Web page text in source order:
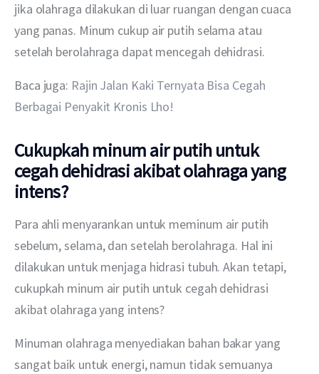
jika olahraga dilakukan di luar ruangan dengan cuaca
yang panas. Minum cukup air putih selama atau
setelah berolahraga dapat mencegah dehidrasi.
Baca juga: Rajin Jalan Kaki Ternyata Bisa Cegah
Berbagai Penyakit Kronis Lho!
Cukupkah minum air putih untuk
cegah dehidrasi akibat olahraga yang
intens?
Para ahli menyarankan untuk meminum air putih
sebelum, selama, dan setelah berolahraga. Hal ini
dilakukan untuk menjaga hidrasi tubuh. Akan tetapi,
cukupkah minum air putih untuk cegah dehidrasi
akibat olahraga yang intens?
Minuman olahraga menyediakan bahan bakar yang
sangat baik untuk energi, namun tidak semuanya